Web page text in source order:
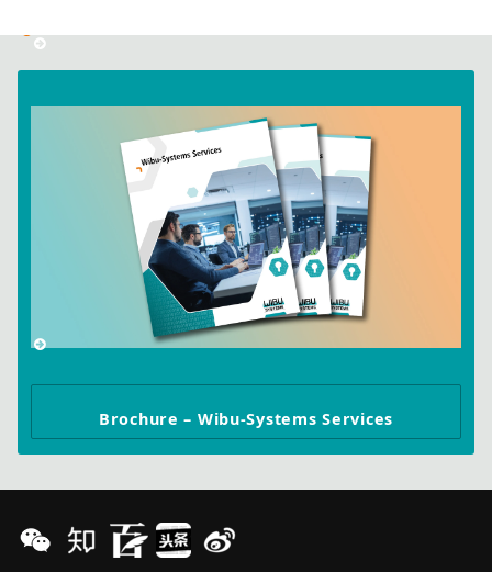
Brochure – Wibu-Systems Services